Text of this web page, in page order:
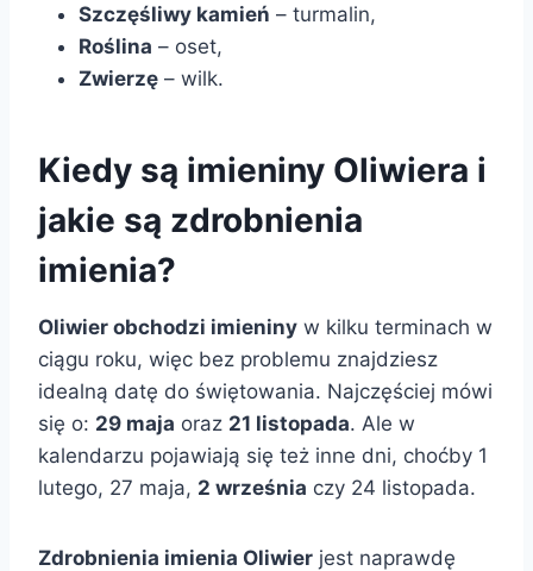
Szczęśliwy kamień – turmalin,
Roślina – oset,
Zwierzę – wilk.
Kiedy są imieniny Oliwiera i
jakie są zdrobnienia
imienia?
Oliwier obchodzi imieniny w kilku terminach w
ciągu roku, więc bez problemu znajdziesz
idealną datę do świętowania. Najczęściej mówi
się o: 29 maja oraz 21 listopada. Ale w
kalendarzu pojawiają się też inne dni, choćby 1
lutego, 27 maja, 2 września czy 24 listopada.
Zdrobnienia imienia Oliwier jest naprawdę